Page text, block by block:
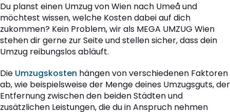
Du planst einen Umzug von Wien nach Umeå und
möchtest wissen, welche Kosten dabei auf dich
zukommen? Kein Problem, wir als MEGA UMZUG Wien
stehen dir gerne zur Seite und stellen sicher, dass dein
Umzug reibungslos abläuft.
Die Umzugskosten hängen von verschiedenen Faktoren
ab, wie beispielsweise der Menge deines Umzugsguts, der
Entfernung zwischen den beiden Städten und
zusätzlichen Leistungen, die du in Anspruch nehmen